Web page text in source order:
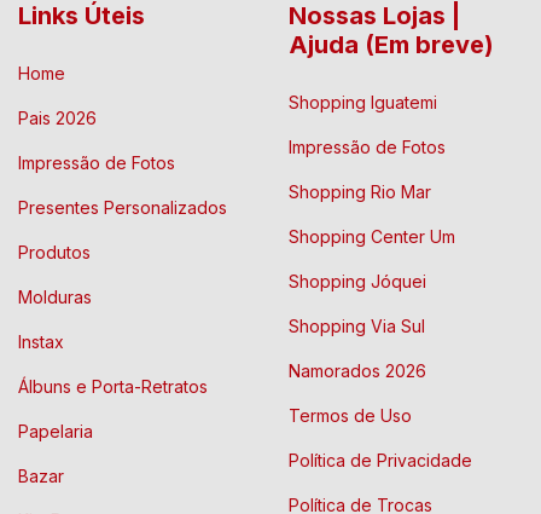
Links Úteis
Home
Pais 2026
Impressão de Fotos
Presentes Personalizados
Produtos
Molduras
Instax
Álbuns e Porta-Retratos
Papelaria
Bazar
Nossas Lojas |
Ajuda (Em breve)
Shopping Iguatemi
Impressão de Fotos
Shopping Rio Mar
Shopping Center Um
Shopping Jóquei
Shopping Via Sul
Namorados 2026
Termos de Uso
Política de Privacidade
Política de Trocas